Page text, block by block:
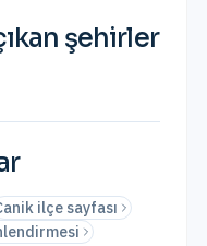
şehirler
ilçe sayfası